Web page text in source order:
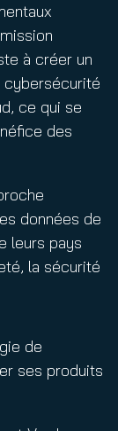
à créer un
cybersécurité
ce qui se
des
données de
leurs pays
la sécurité
de
ses produits